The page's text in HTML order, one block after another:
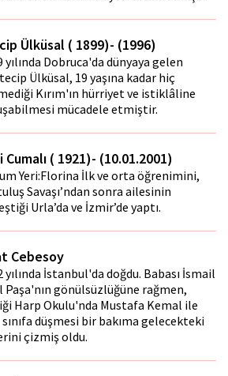
Ülküsal ( 1899)- (1996)
yılında Dobruca'da dünyaya gelen
Ülküsal, 19 yaşına kadar hiç
Kırım'ın hürriyet ve istiklâline
mücadele etmiştir.
( 1921)- (10.01.2001)
Yeri:Florina İlk ve orta öğrenimini,
Savaşı’ndan sonra ailesinin
Urla’da ve İzmir’de yaptı.
Cebesoy
yılında İstanbul'da doğdu. Babası İsmail
Paşa'nın gönülsüzlüğüne rağmen,
Harp Okulu'nda Mustafa Kemal ile
sınıfa düşmesi bir bakıma gelecekteki
çizmiş oldu.